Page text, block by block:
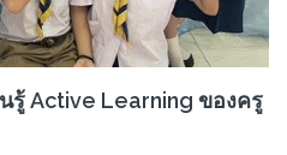
รู้ Active Learning ของครู